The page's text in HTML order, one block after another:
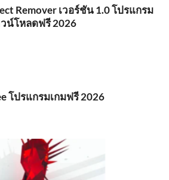
Remover เวอร์ชัน 1.0 โปรแกรม
น์โหลดฟรี 2026
โปรแกรมเกมฟรี 2026